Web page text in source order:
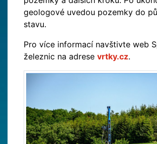
geologové uvedou pozemky do
stavu.
Pro více informací navštivte web
železnic na adrese vrtky.cz.